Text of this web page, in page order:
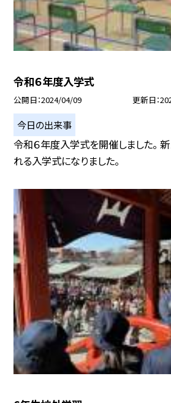
令和６年度入学式
公開日 2024/04/09 更新日
今日の出来事
令和６年度入学式を開催しました。
れる入学式になりました。